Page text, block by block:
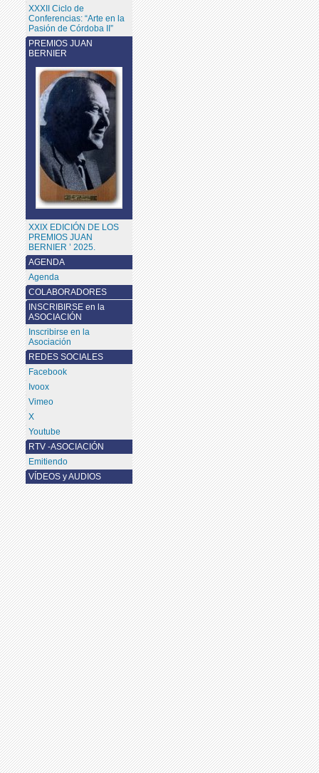
AGENDA
Agenda
COLABORADORES
XXXII Ciclo de
Conferencias: “Arte en la
Pasión de Córdoba II”
INSCRIBIRSE en la
ASOCIACIÓN
Inscribirse en la
Asociación
PREMIOS JUAN
BERNIER
XXIX EDICIÓN DE LOS
PREMIOS JUAN
BERNIER ’ 2025.
REDES SOCIALES
Facebook
Ivoox
Vimeo
X
Youtube
RTV -ASOCIACIÓN
Emitiendo
VÍDEOS y AUDIOS